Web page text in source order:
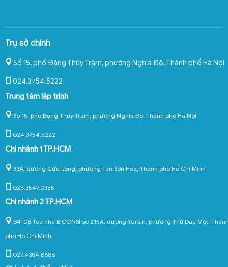
Trụ sở chính
Số 15, phố Đặng Thùy Trâm, phường Nghĩa Đô,Thành phố Hà Nội
024.3754.5222
Trung tâm lập trình
Số 15, phố Đặng Thùy Trâm, phường Nghĩa Đô, Thành phố Hà Nội
024.3754.5222
Chi nhánh 1 TP.HCM
33A, đường Cửu Long, phường Tân Sơn Hoà, Thành phố Hồ Chí Minh
028.3547.0355
Chi nhánh 2 TP.HCM
B4-08 Toà nhà BICONSI số 215A, đường Yersin, phường Thủ Dầu Một,
phố Hồ Chí Minh
027.4384.8886